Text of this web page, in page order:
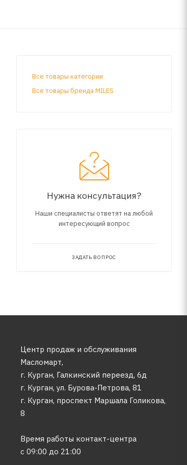
Все товары категории
Все товары бренда MILES
Нужна консультация?
Наши специалисты ответят на любой
интересующий вопрос
ЗАДАТЬ ВОПРОС
Центр продаж и обслуживания
Масломарт,
г. Курган, Галкинский переезд, 6д
г. Курган, ул. Бурова-Петрова, 81
г. Курган, проспект Маршала Голикова,
8
Время работы контакт-центра
с 09:00 до 21:00